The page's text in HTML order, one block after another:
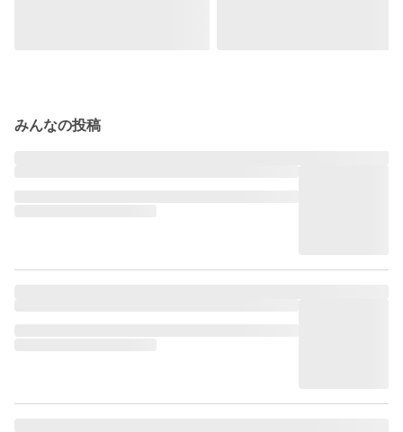
みんなの投稿